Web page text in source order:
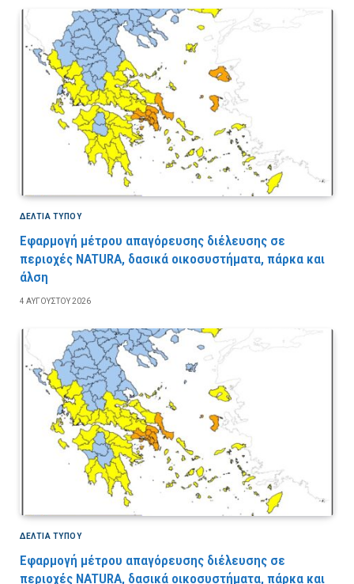
ΔΕΛΤΙΑ ΤΥΠΟΥ
Εφαρμογή μέτρου απαγόρευσης διέλευσης σε
περιοχές NATURA, δασικά οικοσυστήματα, πάρκα και
άλση
4 ΑΥΓΟΎΣΤΟΥ 2026
ΔΕΛΤΙΑ ΤΥΠΟΥ
Εφαρμογή μέτρου απαγόρευσης διέλευσης σε
περιοχές NATURA, δασικά οικοσυστήματα, πάρκα και